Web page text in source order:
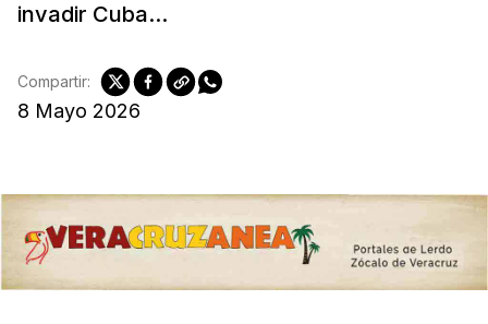
invadir Cuba...
8 Mayo 2026
Compartir: